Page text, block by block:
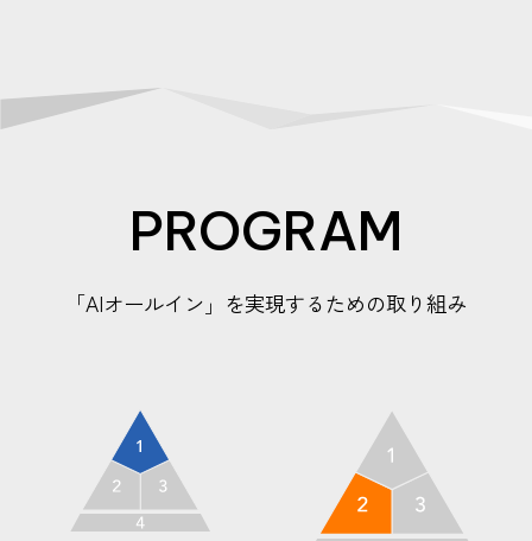
PROGRAM
「AIオールイン」を実現するための取り組み